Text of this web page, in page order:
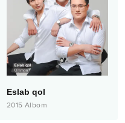
Eslab qol
2015 Albom